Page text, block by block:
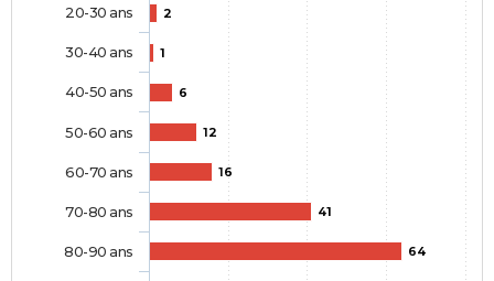
2
1
6
12
16
41
64
20-30 ans
30-40 ans
40-50 ans
50-60 ans
60-70 ans
70-80 ans
80-90 ans